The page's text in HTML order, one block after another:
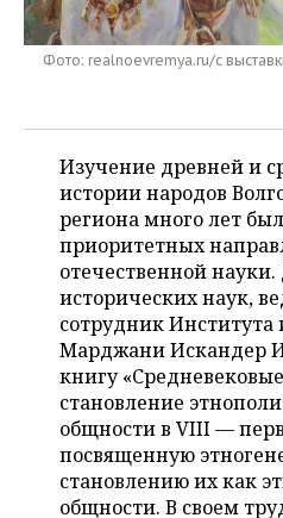
НЕФТЕХИМИЯ
НЕФТЬ
ЭНЕРГЕТИКА
РОЗНИЧНАЯ ТОРГОВЛЯ
УСЛУГИ
НОВОСТИ ТЕХНОЛОГИЙ
МЕДИА
ТЕЛЕКОММУНИКАЦИИ
МЕРОПРИЯТИЯ
ВЫЕЗДНАЯ РЕДАКЦИЯ
БИЗНЕС-БРАНЧИ
ONLINE-КОНФЕРЕНЦИИ
ОТКРЫТАЯ ЛЕКЦИЯ
НОВОСТИ СПОРТА
ФУТБОЛ
ХОККЕЙ
БАСКЕТБОЛ
ВОЛЕЙБОЛ
КИБЕРСПОРТ
ФИГУРНОЕ КАТАНИЕ
ОБЩЕСТВО
НОВОСТИ ОБЩЕСТВА
ВЛАСТЬ
ИНФРАСТРУКТУРА
ИСТОРИЯ
КУЛЬТУРА
МЕДИЦИНА
ФОТОГАЛЕРЕЯ
СЮЖЕТЫ
СПРАВОЧНИК
СПИСОК ПЕРСОН
СПИСОК КОМПАНИЙ
ПОЛНАЯ ВЕРСИЯ
Фото: realnoevremya.ru/с
Изучение древней и
истории народов
региона много лет
приоритетных
отечественной
исторических наук,
сотрудник Института
Марджани Искандер
книгу
становление
общности в VIII —
посвященную
становлению их как
общности. В своем